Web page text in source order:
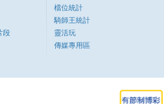
段
檔位統計
騎師王統計
靈活玩
傳媒專用區